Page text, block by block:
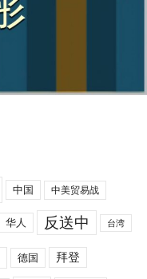
中国 中美贸易战
华人 反送中 台湾
德国 拜登